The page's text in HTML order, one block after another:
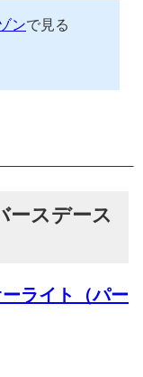
ンで見る
ースデース
ライト（パー